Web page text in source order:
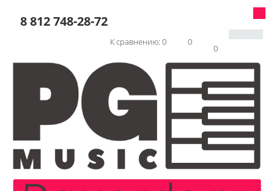
8 812 748-28-72
0
0
К сравнению: 0